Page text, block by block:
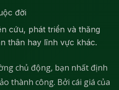
đời
cứu, phát triển và thăng
thân hay lĩnh vực khác.
chủ động, bạn nhất định
thành công. Bởi cái giá của